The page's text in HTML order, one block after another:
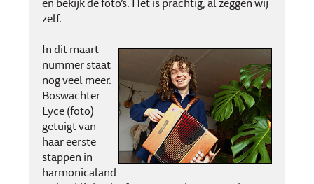
zelf.
In dit maart-
nummer staat
nog veel meer.
Boswachter
Lyce (foto)
getuigt van
haar eerste
stappen in
harmonicaland